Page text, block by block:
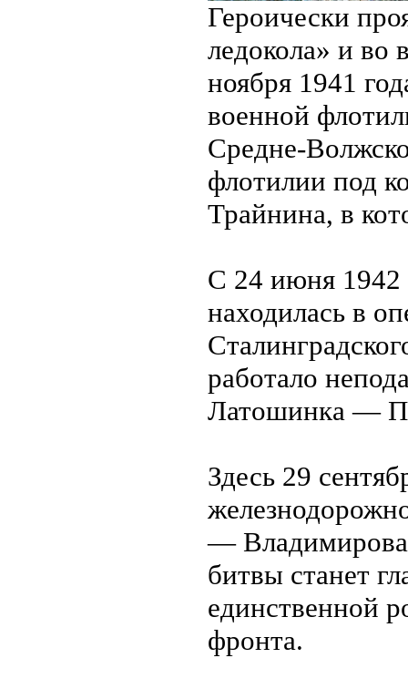
Героически
ледокола» и во
ноября 1941
военной
Средне-
флотилии под
Трайнина, в
С 24 июня 1942
находилась в
работало
Латошинка —
Здесь 29
— Владимирова,
битвы станет
единственной
фронта.